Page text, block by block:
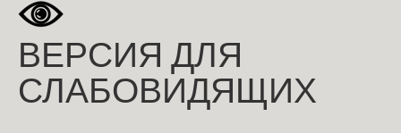
ВЕРСИЯ ДЛЯ
СЛАБОВИДЯЩИХ